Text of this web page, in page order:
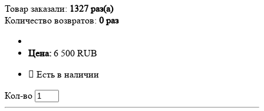
Товар заказали: 1327 раз(а)
Количество возвратов: 0 раз
Цена: 6 500 RUB
Есть в наличии
Кол-во